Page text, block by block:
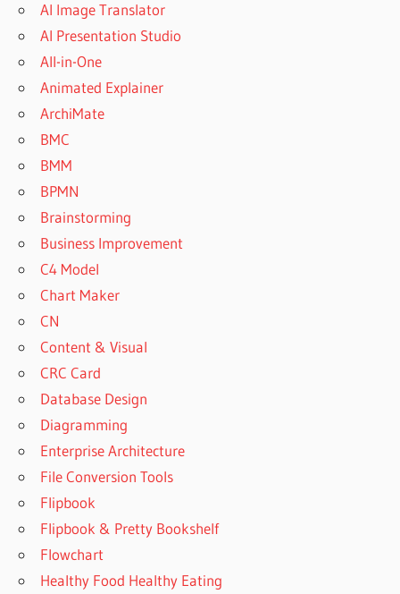
AI Image Translator
AI Presentation Studio
All-in-One
Animated Explainer
ArchiMate
BMC
BMM
BPMN
Brainstorming
Business Improvement
C4 Model
Chart Maker
CN
Content & Visual
CRC Card
Database Design
Diagramming
Enterprise Architecture
File Conversion Tools
Flipbook
Flipbook & Pretty Bookshelf
Flowchart
Healthy Food Healthy Eating